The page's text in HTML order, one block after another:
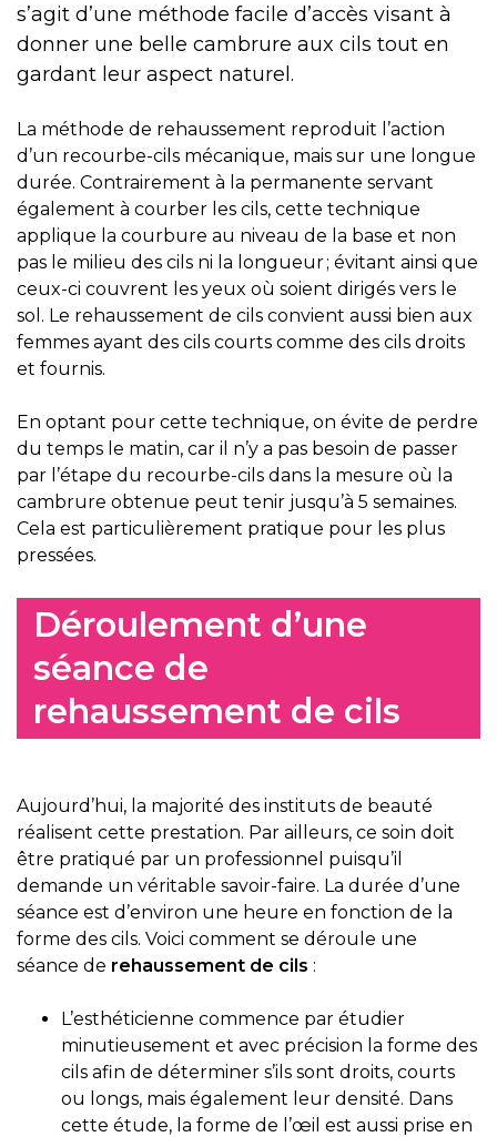
s’agit d’une méthode facile d’accès visant à
donner une belle cambrure aux cils tout en
gardant leur aspect naturel.
La méthode de rehaussement reproduit l’action
d’un recourbe-cils mécanique, mais sur une longue
durée. Contrairement à la permanente servant
également à courber les cils, cette technique
applique la courbure au niveau de la base et non
pas le milieu des cils ni la longueur ; évitant ainsi que
ceux-ci couvrent les yeux où soient dirigés vers le
sol. Le rehaussement de cils convient aussi bien aux
femmes ayant des cils courts comme des cils droits
et fournis.
En optant pour cette technique, on évite de perdre
du temps le matin, car il n’y a pas besoin de passer
par l’étape du recourbe-cils dans la mesure où la
cambrure obtenue peut tenir jusqu’à 5 semaines.
Cela est particulièrement pratique pour les plus
pressées.
Déroulement d’une
séance de
rehaussement de cils
Aujourd’hui, la majorité des instituts de beauté
réalisent cette prestation. Par ailleurs, ce soin doit
être pratiqué par un professionnel puisqu’il
demande un véritable savoir-faire. La durée d’une
séance est d’environ une heure en fonction de la
forme des cils. Voici comment se déroule une
séance de rehaussement de cils :
L’esthéticienne commence par étudier
minutieusement et avec précision la forme des
cils afin de déterminer s’ils sont droits, courts
ou longs, mais également leur densité. Dans
cette étude, la forme de l’œil est aussi prise en